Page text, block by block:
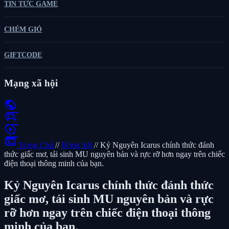
TIN TỨC GAME
CHÉM GIÓ
GIFTCODE
Mạng xã hội
public
sports_esports
play_circle
terminal Trang Chủ // Hóng hớt // Kỷ Nguyên Icarus chính thức đánh
thức giấc mơ, tái sinh MU nguyên bản và rực rỡ hơn ngay trên chiếc
điện thoại thông minh của bạn.
Kỷ Nguyên Icarus chính thức đánh thức
giấc mơ, tái sinh MU nguyên bản và rực
rỡ hơn ngay trên chiếc điện thoại thông
minh của bạn.